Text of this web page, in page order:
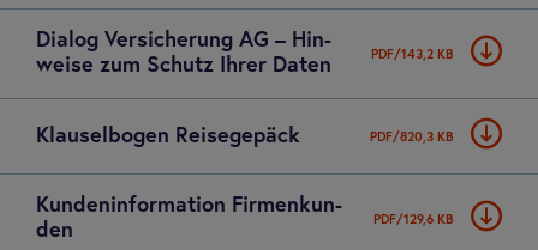
Dia­log Ver­si­che­rung AG – Hin­
weise zum Schutz Ihrer Daten
PDF/143,2 KB
Klau­sel­bo­gen Rei­se­ge­päck PDF/820,3 KB
Kun­den­in­for­ma­tion Fir­men­kun­
den
PDF/129,6 KB